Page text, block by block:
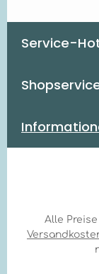
Service-
Alle